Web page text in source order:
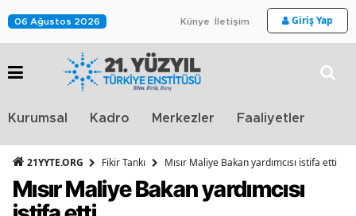
06 Ağustos 2026 Künye İletişim Giriş Yap
Kurumsal Kadro Merkezler Faaliyetler
21YYTE.ORG Fikir Tankı Mısır Maliye Bakan yardımcısı istifa etti
Mısır Maliye Bakan yardımcısı